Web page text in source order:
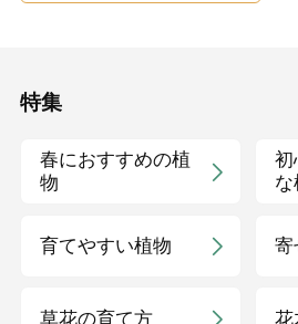
特集
春におすすめの植
物
初
な
育てやすい植物 寄
草花の育て方 花